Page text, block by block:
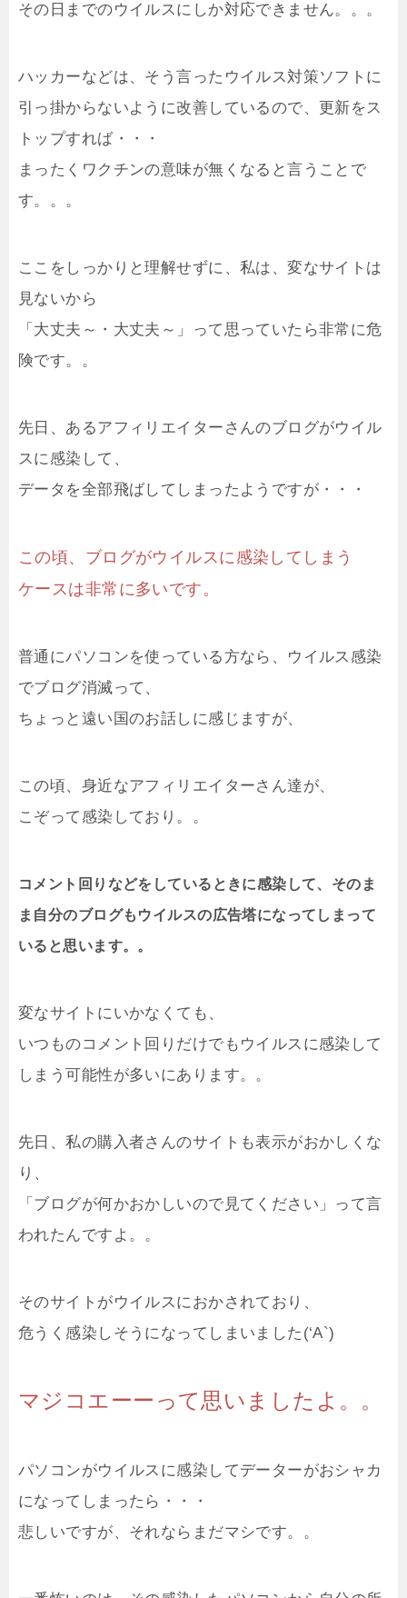
その日までのウイルスにしか対応できません。。。
ハッカーなどは、そう言ったウイルス対策ソフトに
引っ掛からないように改善しているので、更新をス
トップすれば・・・
まったくワクチンの意味が無くなると言うことで
す。。。
ここをしっかりと理解せずに、私は、変なサイトは
見ないから
「大丈夫～・大丈夫～」って思っていたら非常に危
険です。。
先日、あるアフィリエイターさんのブログがウイル
スに感染して、
データを全部飛ばしてしまったようですが・・・
この頃、ブログがウイルスに感染してしまう
ケースは非常に多いです。
普通にパソコンを使っている方なら、ウイルス感染
でブログ消滅って、
ちょっと遠い国のお話しに感じますが、
この頃、身近なアフィリエイターさん達が、
こぞって感染しており。。
コメント回りなどをしているときに感染して、そのま
ま自分のブログもウイルスの広告塔になってしまって
いると思います。。
変なサイトにいかなくても、
いつものコメント回りだけでもウイルスに感染して
しまう可能性が多いにあります。。
先日、私の購入者さんのサイトも表示がおかしくな
り、
「ブログが何かおかしいので見てください」って言
われたんですよ。。
そのサイトがウイルスにおかされており、
危うく感染しそうになってしまいました(‘A`)
マジコエーーって思いましたよ。。
パソコンがウイルスに感染してデーターがおシャカ
になってしまったら・・・
悲しいですが、それならまだマシです。。